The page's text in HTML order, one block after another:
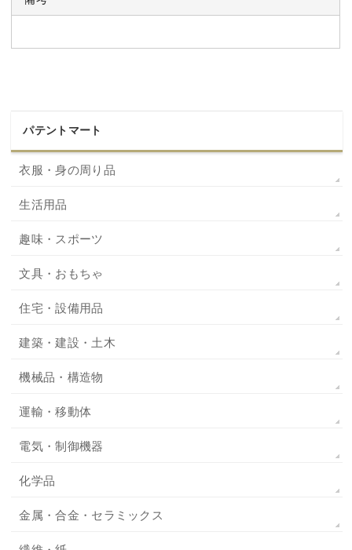
パテントマート
衣服・身の周り品
生活用品
趣味・スポーツ
文具・おもちゃ
住宅・設備用品
建築・建設・土木
機械品・構造物
運輸・移動体
電気・制御機器
化学品
金属・合金・セラミックス